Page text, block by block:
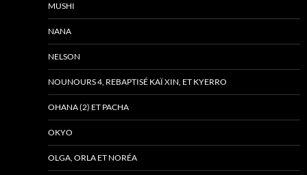
MUSHI
NANA
NELSON
NOUNOURS 4, REBAPTISÉ KAÏ XIN, ET KYERRO
OHANA (2) ET PACHA
OKYO
OLGA, ORLA ET NORÉA